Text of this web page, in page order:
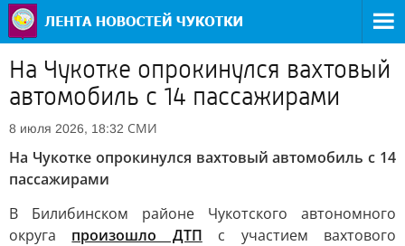
На Чукотке опрокинулся вахтовый
автомобиль с 14 пассажирами
8 июля 2026, 18:32 СМИ
На Чукотке опрокинулся вахтовый автомобиль с 14
пассажирами
В Билибинском районе Чукотского автономного
округа произошло ДТП с участием вахтового